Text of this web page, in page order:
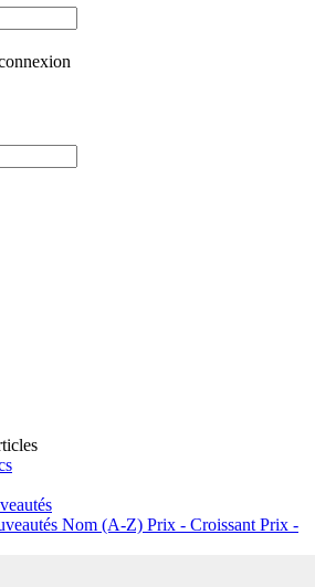
Nom (A-Z) Prix - Croissant Prix -